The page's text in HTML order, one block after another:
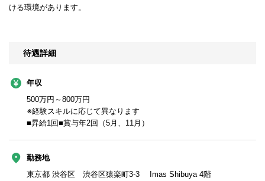
ける環境があります。
待遇詳細
年収
500万円～800万円
※経験スキルに応じて異なります
■昇給1回■賞与年2回（5月、11月）
勤務地
東京都 渋谷区 渋谷区猿楽町3-3 Imas Shibuya 4階